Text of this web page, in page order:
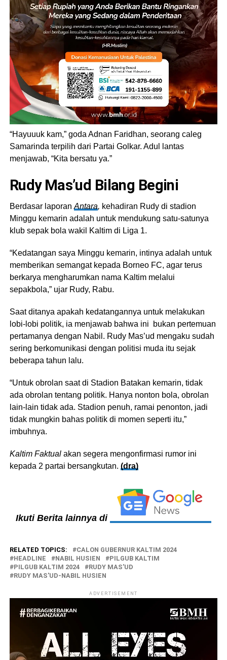
“Hayuuuk kam,” goda Adnan Faridhan, seorang caleg
Samarinda terpilih dari Partai Golkar. Adul lantas
menjawab, “Kita bersatu ya.”
Rudy Mas’ud Bilang Begini
Berdasar laporan Antara, kehadiran Rudy di stadion
Minggu kemarin adalah untuk mendukung satu-satunya
klub sepak bola wakil Kaltim di Liga 1.
“Kedatangan saya Minggu kemarin, intinya adalah untuk
memberikan semangat kepada Borneo FC, agar terus
berkarya mengharumkan nama Kaltim melalui
sepakbola,” ujar Rudy, Rabu.
Saat ditanya apakah kedatangannya untuk melakukan
lobi-lobi politik, ia menjawab bahwa ini bukan pertemuan
pertamanya dengan Nabil. Rudy Mas’ud mengaku sudah
sering berkomunikasi dengan politisi muda itu sejak
beberapa tahun lalu.
“Untuk obrolan saat di Stadion Batakan kemarin, tidak
ada obrolan tentang politik. Hanya nonton bola, obrolan
lain-lain tidak ada. Stadion penuh, ramai penonton, jadi
tidak mungkin bahas politik di momen seperti itu,”
imbuhnya.
Kaltim Faktual akan segera mengonfirmasi rumor ini
kepada 2 partai bersangkutan. (dra)
Ikuti Berita lainnya di
RELATED TOPICS:
CALON GUBERNUR KALTIM 2024
HEADLINE
NABIL HUSIEN
PILGUB KALTIM
PILGUB KALTIM 2024
RUDY MAS'UD
RUDY MAS'UD-NABIL HUSIEN
ADVERTISEMENT